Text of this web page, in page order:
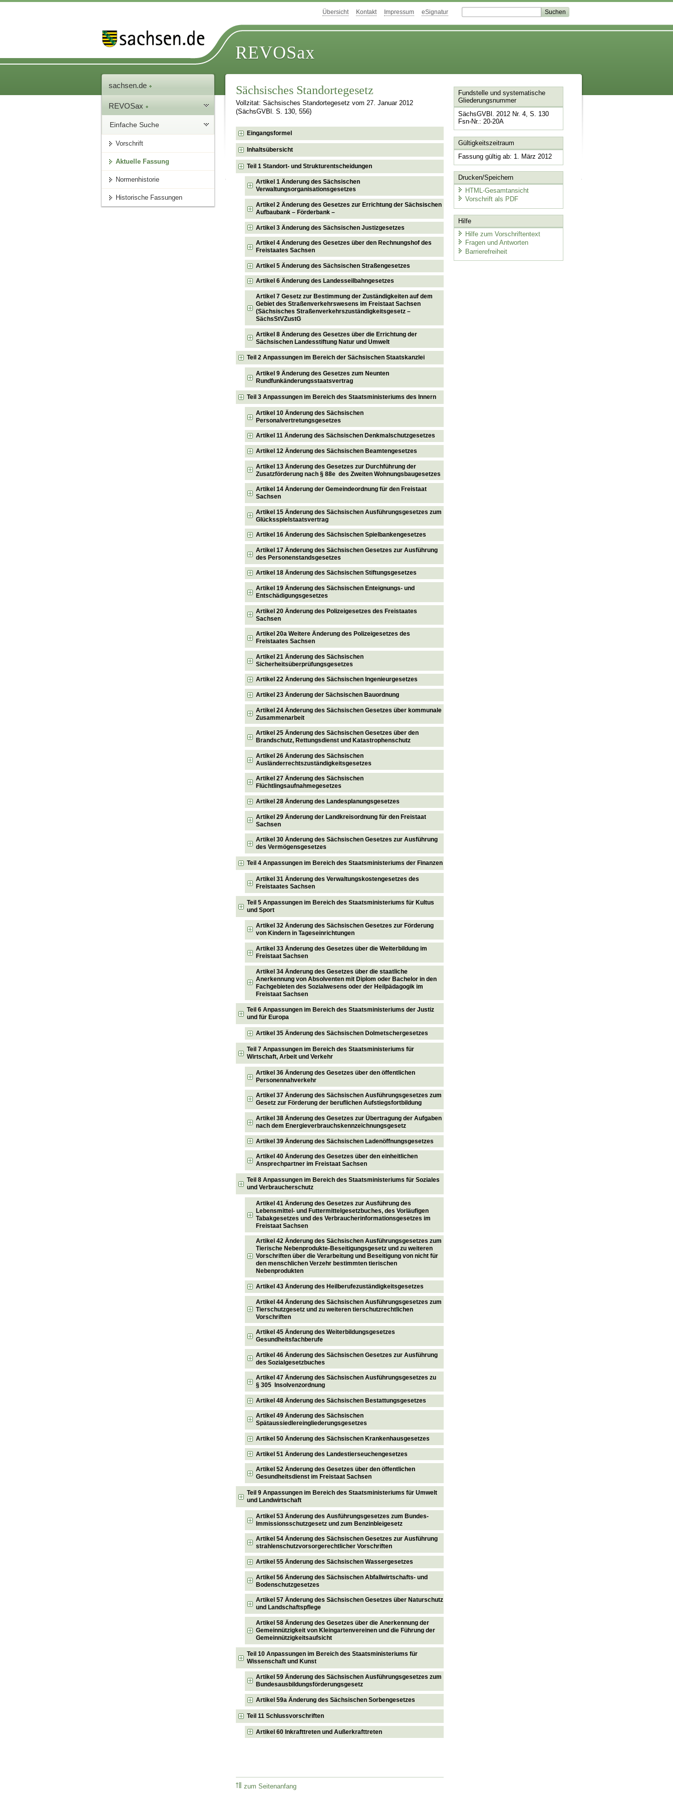
Übersicht Kontakt Impressum eSignatur
REVOSax
sachsen.de
REVOSax
Einfache Suche
Vorschrift
Aktuelle Fassung
Normenhistorie
Historische Fassungen
Sächsisches Standortegesetz
Vollzitat: Sächsisches Standortegesetz vom 27. Januar 2012
(SächsGVBl. S. 130, 556)
Eingangsformel
Inhaltsübersicht
Teil 1 Standort- und Strukturentscheidungen
Artikel 1 Änderung des Sächsischen
Verwaltungsorganisationsgesetzes
Artikel 2 Änderung des Gesetzes zur Errichtung der Sächsischen
Aufbaubank – Förderbank –
Artikel 3 Änderung des Sächsischen Justizgesetzes
Artikel 4 Änderung des Gesetzes über den Rechnungshof des
Freistaates Sachsen
Artikel 5 Änderung des Sächsischen Straßengesetzes
Artikel 6 Änderung des Landesseilbahngesetzes
Artikel 7 Gesetz zur Bestimmung der Zuständigkeiten auf dem
Gebiet des Straßenverkehrswesens im Freistaat Sachsen
(Sächsisches Straßenverkehrszuständigkeitsgesetz –
SächsStVZustG
Artikel 8 Änderung des Gesetzes über die Errichtung der
Sächsischen Landesstiftung Natur und Umwelt
Teil 2 Anpassungen im Bereich der Sächsischen Staatskanzlei
Artikel 9 Änderung des Gesetzes zum Neunten
Rundfunkänderungsstaatsvertrag
Teil 3 Anpassungen im Bereich des Staatsministeriums des Innern
Artikel 10 Änderung des Sächsischen
Personalvertretungsgesetzes
Artikel 11 Änderung des Sächsischen Denkmalschutzgesetzes
Artikel 12 Änderung des Sächsischen Beamtengesetzes
Artikel 13 Änderung des Gesetzes zur Durchführung der
Zusatzförderung nach § 88e des Zweiten Wohnungsbaugesetzes
Artikel 14 Änderung der Gemeindeordnung für den Freistaat
Sachsen
Artikel 15 Änderung des Sächsischen Ausführungsgesetzes zum
Glücksspielstaatsvertrag
Artikel 16 Änderung des Sächsischen Spielbankengesetzes
Artikel 17 Änderung des Sächsischen Gesetzes zur Ausführung
des Personenstandsgesetzes
Artikel 18 Änderung des Sächsischen Stiftungsgesetzes
Artikel 19 Änderung des Sächsischen Enteignungs- und
Entschädigungsgesetzes
Artikel 20 Änderung des Polizeigesetzes des Freistaates
Sachsen
Artikel 20a Weitere Änderung des Polizeigesetzes des
Freistaates Sachsen
Artikel 21 Änderung des Sächsischen
Sicherheitsüberprüfungsgesetzes
Artikel 22 Änderung des Sächsischen Ingenieurgesetzes
Artikel 23 Änderung der Sächsischen Bauordnung
Artikel 24 Änderung des Sächsischen Gesetzes über kommunale
Zusammenarbeit
Artikel 25 Änderung des Sächsischen Gesetzes über den
Brandschutz, Rettungsdienst und Katastrophenschutz
Artikel 26 Änderung des Sächsischen
Ausländerrechtszuständigkeitsgesetzes
Artikel 27 Änderung des Sächsischen
Flüchtlingsaufnahmegesetzes
Artikel 28 Änderung des Landesplanungsgesetzes
Artikel 29 Änderung der Landkreisordnung für den Freistaat
Sachsen
Artikel 30 Änderung des Sächsischen Gesetzes zur Ausführung
des Vermögensgesetzes
Teil 4 Anpassungen im Bereich des Staatsministeriums der Finanzen
Artikel 31 Änderung des Verwaltungskostengesetzes des
Freistaates Sachsen
Teil 5 Anpassungen im Bereich des Staatsministeriums für Kultus
und Sport
Artikel 32 Änderung des Sächsischen Gesetzes zur Förderung
von Kindern in Tageseinrichtungen
Artikel 33 Änderung des Gesetzes über die Weiterbildung im
Freistaat Sachsen
Artikel 34 Änderung des Gesetzes über die staatliche
Anerkennung von Absolventen mit Diplom oder Bachelor in den
Fachgebieten des Sozialwesens oder der Heilpädagogik im
Freistaat Sachsen
Teil 6 Anpassungen im Bereich des Staatsministeriums der Justiz
und für Europa
Artikel 35 Änderung des Sächsischen Dolmetschergesetzes
Teil 7 Anpassungen im Bereich des Staatsministeriums für
Wirtschaft, Arbeit und Verkehr
Artikel 36 Änderung des Gesetzes über den öffentlichen
Personennahverkehr
Artikel 37 Änderung des Sächsischen Ausführungsgesetzes zum
Gesetz zur Förderung der beruflichen Aufstiegsfortbildung
Artikel 38 Änderung des Gesetzes zur Übertragung der Aufgaben
nach dem Energieverbrauchskennzeichnungsgesetz
Artikel 39 Änderung des Sächsischen Ladenöffnungsgesetzes
Artikel 40 Änderung des Gesetzes über den einheitlichen
Ansprechpartner im Freistaat Sachsen
Teil 8 Anpassungen im Bereich des Staatsministeriums für Soziales
und Verbraucherschutz
Artikel 41 Änderung des Gesetzes zur Ausführung des
Lebensmittel- und Futtermittelgesetzbuches, des Vorläufigen
Tabakgesetzes und des Verbraucherinformationsgesetzes im
Freistaat Sachsen
Artikel 42 Änderung des Sächsischen Ausführungsgesetzes zum
Tierische Nebenprodukte-Beseitigungsgesetz und zu weiteren
Vorschriften über die Verarbeitung und Beseitigung von nicht für
den menschlichen Verzehr bestimmten tierischen
Nebenprodukten
Artikel 43 Änderung des Heilberufezuständigkeitsgesetzes
Artikel 44 Änderung des Sächsischen Ausführungsgesetzes zum
Tierschutzgesetz und zu weiteren tierschutzrechtlichen
Vorschriften
Artikel 45 Änderung des Weiterbildungsgesetzes
Gesundheitsfachberufe
Artikel 46 Änderung des Sächsischen Gesetzes zur Ausführung
des Sozialgesetzbuches
Artikel 47 Änderung des Sächsischen Ausführungsgesetzes zu
§ 305 Insolvenzordnung
Artikel 48 Änderung des Sächsischen Bestattungsgesetzes
Artikel 49 Änderung des Sächsischen
Spätaussiedlereingliederungsgesetzes
Artikel 50 Änderung des Sächsischen Krankenhausgesetzes
Artikel 51 Änderung des Landestierseuchengesetzes
Artikel 52 Änderung des Gesetzes über den öffentlichen
Gesundheitsdienst im Freistaat Sachsen
Teil 9 Anpassungen im Bereich des Staatsministeriums für Umwelt
und Landwirtschaft
Artikel 53 Änderung des Ausführungsgesetzes zum Bundes-
Immissionsschutzgesetz und zum Benzinbleigesetz
Artikel 54 Änderung des Sächsischen Gesetzes zur Ausführung
strahlenschutzvorsorgerechtlicher Vorschriften
Artikel 55 Änderung des Sächsischen Wassergesetzes
Artikel 56 Änderung des Sächsischen Abfallwirtschafts- und
Bodenschutzgesetzes
Artikel 57 Änderung des Sächsischen Gesetzes über Naturschutz
und Landschaftspflege
Artikel 58 Änderung des Gesetzes über die Anerkennung der
Gemeinnützigkeit von Kleingartenvereinen und die Führung der
Gemeinnützigkeitsaufsicht
Teil 10 Anpassungen im Bereich des Staatsministeriums für
Wissenschaft und Kunst
Artikel 59 Änderung des Sächsischen Ausführungsgesetzes zum
Bundesausbildungsförderungsgesetz
Artikel 59a Änderung des Sächsischen Sorbengesetzes
Teil 11 Schlussvorschriften
Artikel 60 Inkrafttreten und Außerkrafttreten
zum Seitenanfang
Fundstelle und systematische
Gliederungsnummer
SächsGVBl. 2012 Nr. 4, S. 130
Fsn-Nr.: 20-20A
Gültigkeitszeitraum
Fassung gültig ab: 1. März 2012
Drucken/Speichern
HTML-Gesamtansicht
Vorschrift als PDF
Hilfe
Hilfe zum Vorschriftentext
Fragen und Antworten
Barrierefreiheit